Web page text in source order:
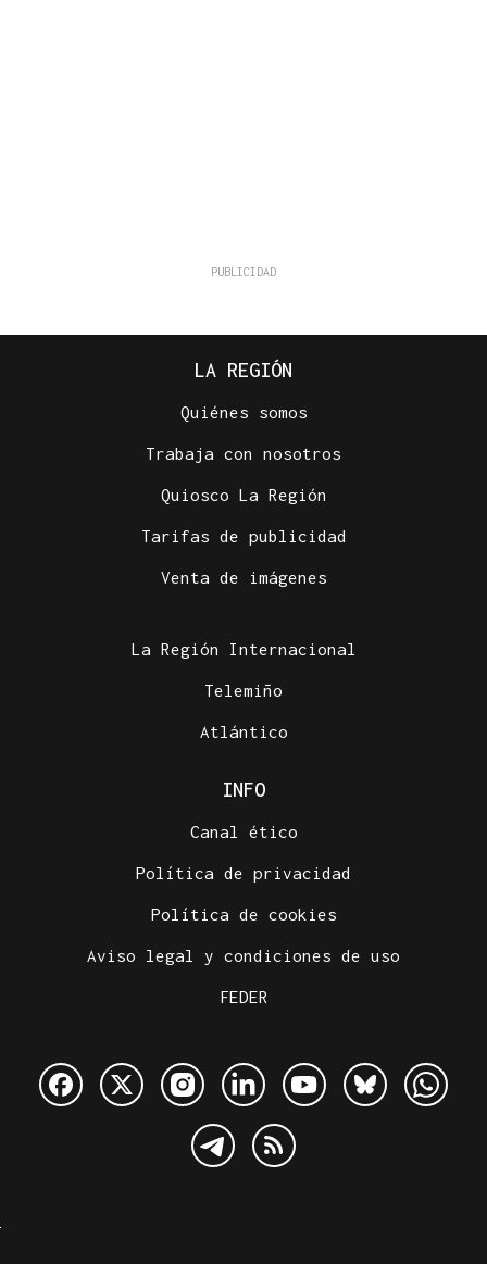
LA REGIÓN
Quiénes somos
Trabaja con nosotros
Quiosco La Región
Tarifas de publicidad
Venta de imágenes
La Región Internacional
Telemiño
Atlántico
INFO
Canal ético
Política de privacidad
Política de cookies
Aviso legal y condiciones de uso
FEDER